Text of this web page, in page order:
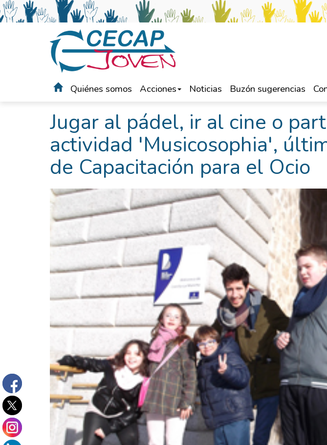
Quiénes somos Acciones Noticias Buzón sugerencias
Jugar al pádel, ir al cine o
actividad 'Musicosophia',
de Capacitación para el Ocio